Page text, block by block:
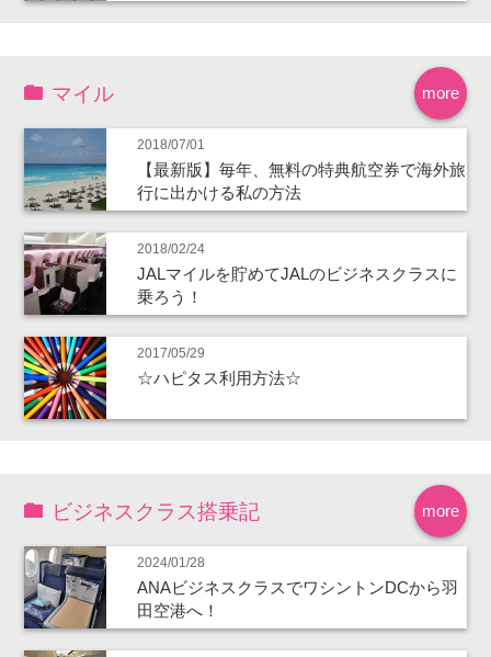
more
マイル
2018/07/01
【最新版】毎年、無料の特典航空券で海外旅
行に出かける私の方法
2018/02/24
JALマイルを貯めてJALのビジネスクラスに
乗ろう！
2017/05/29
☆ハピタス利用方法☆
more
ビジネスクラス搭乗記
2024/01/28
ANAビジネスクラスでワシントンDCから羽
田空港へ！